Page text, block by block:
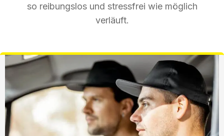
so reibungslos und stressfrei wie möglich
verläuft.